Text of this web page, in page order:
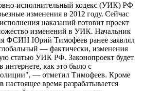
исполнительный кодекс (УИК) РФ
изменения в 2012 году. Сейчас
наказаний готовит проект
изменений в УИК. Начальник
ФСИН Юрий Тимофеев ранее заявлял
— фактически, изменения
статью УИК РФ. Законопроект будет
интернете, как это было с
— отметил Тимофеев. Кроме
настоящее время разрабатывается